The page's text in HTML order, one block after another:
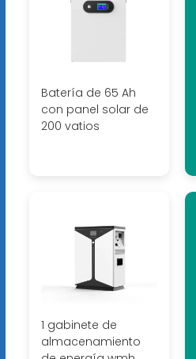
Batería de 65 Ah
con panel solar de
200 vatios
1 gabinete de
almacenamiento